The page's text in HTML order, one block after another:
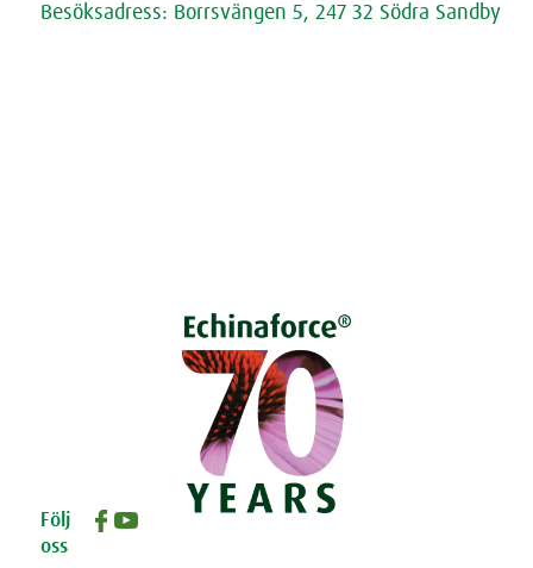
Besöksadress: Borrsvängen 5, 247 32 Södra Sandby
Följ
oss